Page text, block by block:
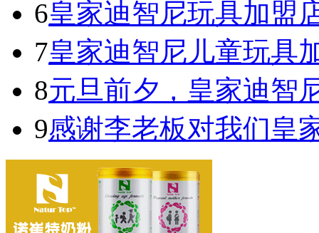
6皇家迪智尼玩具加盟
7皇家迪智尼儿童玩具
8元旦前夕，皇家迪智
9感谢李老板对我们皇